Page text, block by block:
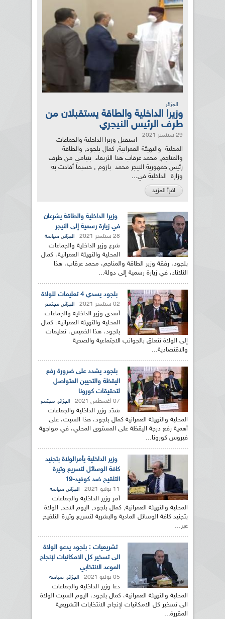
الجزائر
وزيرا الداخلية والطاقة يستقبلان من
طرف الرئيس النيجري
29 سبتمبر 2021
استقبل وزيرا الداخلية والجماعات
المحلية والتهيئة العمرانية, كمال بلجود, والطاقة
والمناجم, محمد عرقاب هذا الأربعاء بنيامي من طرف
رئيس جمهورية النيجر محمد بازوم , حسبما أفادت به
وزارة الداخلية في...
اقرأ المزيد
وزيرا الداخلية والطاقة يشرعان
في زيارة رسمية إلى النيجر
28 سبتمبر 2021 الجزائر, سياسة
شرع وزير الداخلية والجماعات
المحلية والتهيئة العمرانية، كمال
بلجود، رفقة وزير الطاقة والمناجم، محمد عرقاب، هذا
الثلاثاء، في زيارة رسمية إلى دولة...
بلجود يسدي 4 تعليمات للولاة
02 سبتمبر 2021 الجزائر, مجتمع
أسدى وزير الداخلية والجماعات
المحلية والتهيئة العمرانية، كمال
بلجود، هذا الخميس، تعليمات
إلى الولاة تتعلق بالجوانب الاجتماعية والصحية
والاقتصادية...
بلجود يشدد على ضرورة رفع
اليقظة والتحيين المتواصل
لتحقيقات كورونا
07 أغسطس 2021 الجزائر, مجتمع
شدّد وزير الداخلية والجماعات
المحلية والتهيئة العمرانية كمال بلجود، هذا السبت، على
أهمية رفع درجة اليقظة على المستوى المحلي، في مواجهة
فيروس كورونا...
وزير الداخلية يأمرالولاة بتجنيد
كافة الوسائل لتسريع وتيرة
التلقيح ضد كوفيد-19
11 يوليو 2021 الجزائر, سياسة
أمر وزير الداخلية والجماعات
المحلية والتهيئة العمرانية, كمال بلجود, اليوم الاحد, الولاة
بتجنيد كافة الوسائل المادية والبشرية لتسريع وتيرة التلقيح
عبر...
تشريعيات : بلجود يدعو الولاة
الى تسخير كل الامكانيات لإنجاح
الموعد الانتخابي
05 يونيو 2021 الجزائر, سياسة
دعا وزير الداخلية والجماعات
المحلية والتهيئة العمرانية، كمال بلجود، اليوم السبت الولاة
الى تسخير كل الامكانيات لإنجاح الانتخابات التشريعية
المقررة...